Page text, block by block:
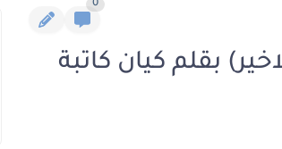
0
بقلم كيان كاتبة